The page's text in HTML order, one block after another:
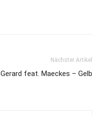
Nächster Artikel
Gerard feat. Maeckes – Gelb